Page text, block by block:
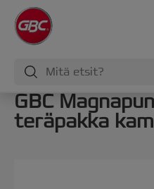
GBC
teräpakka